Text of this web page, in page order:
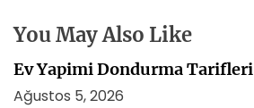
You May Also Like
Ev Yapimi Dondurma Tarifleri
Ağustos 5, 2026